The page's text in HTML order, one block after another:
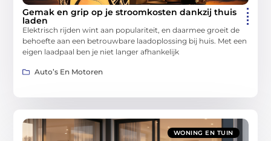
Gemak en grip op je stroomkosten dankzij thuis
laden
Elektrisch rijden wint aan populariteit, en daarmee groeit de
behoefte aan een betrouwbare laadoplossing bij huis. Met een
eigen laadpaal ben je niet langer afhankelijk
Auto’s En Motoren
WONING EN TUIN